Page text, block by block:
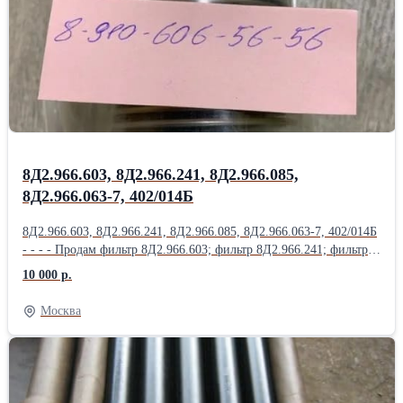
Насос 623АНМ; Насос 623Б; Насос 623К; Насос 623КП;
Насос 623Т1; Продам Насос 623Я; Насос 702М.500; Насос 876А;
Насос ДЦН-44С ТВ-Т; Насос ДЦН44С-ТВ-Т; Насос НД144-
22; НД-8С; Насос НП25-5; Продам Насос НП25-5Л; Насос НП25-
8Д2.966.603, 8Д2.966.241, 8Д2.966.085,
8Д2.966.063-7, 402/014Б
8Д2.966.603, 8Д2.966.241, 8Д2.966.085, 8Д2.966.063-7, 402/014Б
- - - - Продам фильтр 8Д2.966.603; фильтр 8Д2.966.241; фильтр
8Д2.966.085; фильтр 8Д2.966.063-7; фильтр 402/014Б; фильтр
8Д2.966.457; Продам фильтр 8Д2.966.458; фильтр 8Д2.966.511-
15; фильтр 8Д2.966.041-1; фильтр 8Д2.966.041-2; фильтр
8Д2.966.041-8; Продам Фильтропакет 8Д2.966.034-2
Фильтропакет 8Д2.966.034-4; Фильтропакет 8Д2.966.034-6;
Фильтропакет 8Д2.966.034-8; Фильтропакет 8Д2.966.034-10;
Продам Фильтропакет 8Д2.966.034-12; Фильтропакет
8Д2.966.034-13; Фильтропакет 8Д2.966.034-14; Фильтропакет
10 000 р.
Москва